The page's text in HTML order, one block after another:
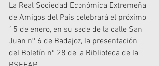
La Real Sociedad Económica Extremeña
de Amigos del País celebrará el próximo
15 de enero, en su sede de la calle San
Juan nº 6 de Badajoz, la presentación
del Boletín nº 28 de la Biblioteca de la